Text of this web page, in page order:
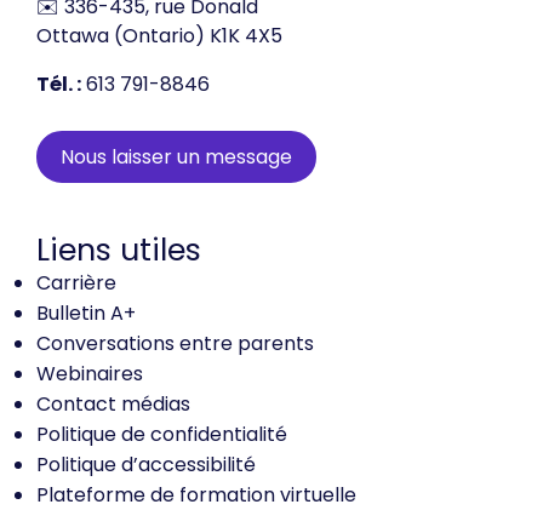
✉️ 336-435, rue Donald
Ottawa (Ontario) K1K 4X5
Tél. :613 791-8846
Nous laisser un message
Liens utiles
Carrière
Bulletin A+
Conversations entre parents
Webinaires
Contact médias
Politique de confidentialité
Politique d’accessibilité
Plateforme de formation virtuelle